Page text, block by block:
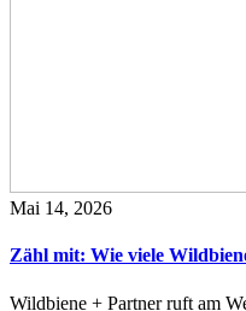
Mai 14, 2026
Zähl mit: Wie viele
Wildbiene + Partner ruft am